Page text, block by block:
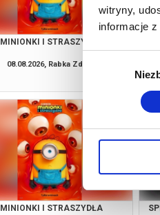
witryny,
informacje
MINIONKI I STRASZYDŁA
08.08.2026, Rabka Zdrój
MINIONKI I STRASZYDŁA